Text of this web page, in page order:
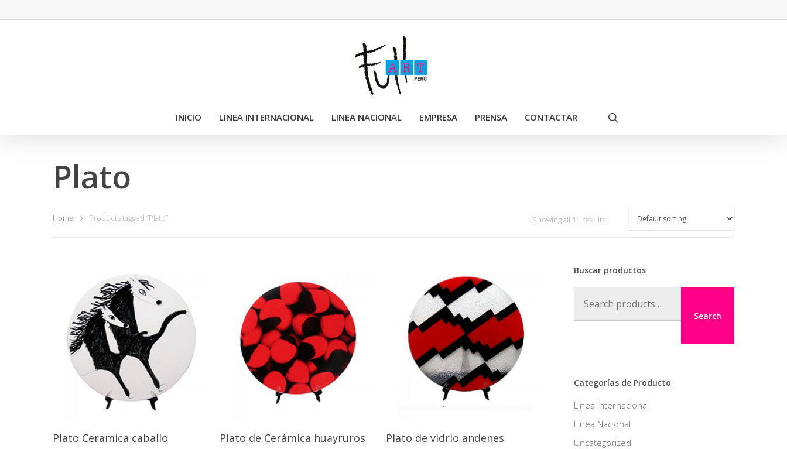
INICIO LINEA INTERNACIONAL LINEA NACIONAL EMPRESA PRENSA CONTACTAR
Plato
Showing all 11 results
Home Products tagged “Plato”
Plato Ceramica caballo Plato de Cerámica huayruros Plato de vidrio andenes
Buscar productos
for:
Search
Categorías de Producto
Linea internacional
Linea Nacional
Uncategorized